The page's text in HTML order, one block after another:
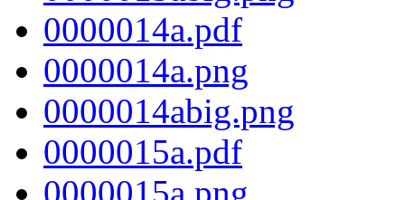
0000014a.pdf
0000014a.png
0000014abig.png
0000015a.pdf